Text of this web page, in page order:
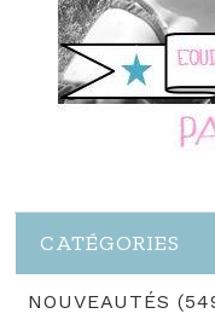
CATÉGORIES
NOUVEAUTÉS